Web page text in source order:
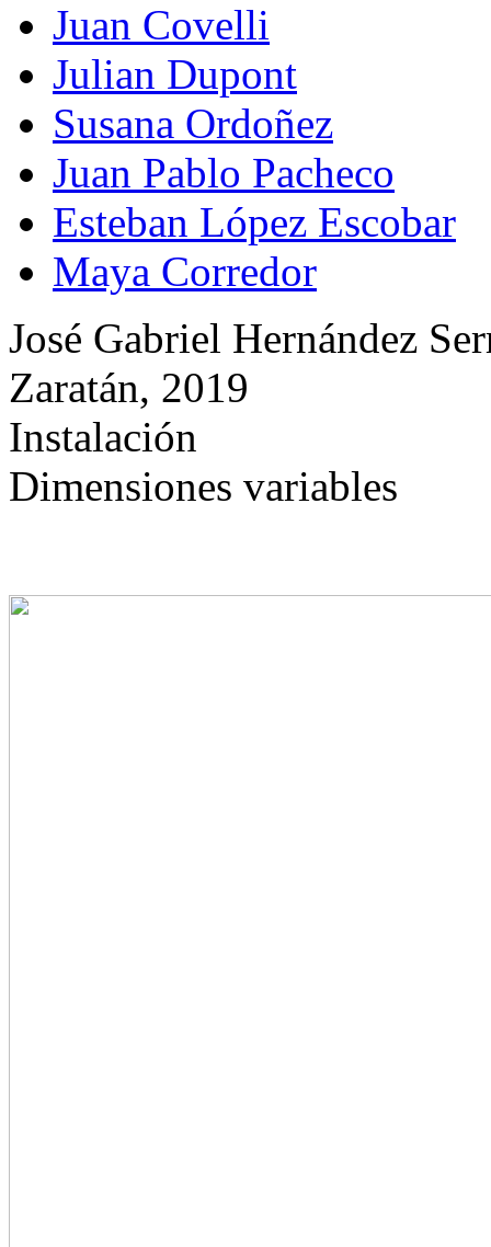
Juan Covelli
Julian Dupont
Susana Ordoñez
Juan Pablo Pacheco
Esteban López Escobar
Maya Corredor
José Gabriel Hernández
Zaratán, 2019
Instalación
Dimensiones variables